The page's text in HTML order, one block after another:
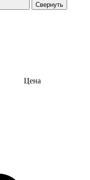
Свернуть
Цена